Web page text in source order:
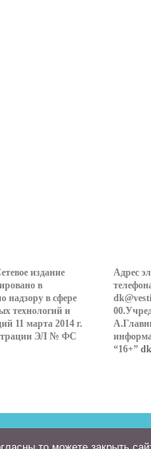
издание
в
надзору в сфере
технологий и
11 марта 2014 г.
ЭЛ № ФС
Адрес
“16+”